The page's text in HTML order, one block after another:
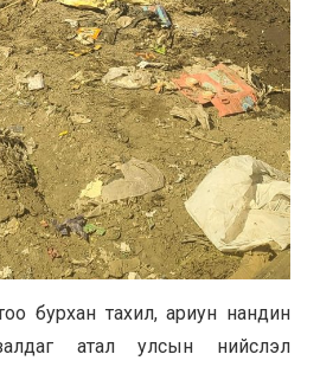
бурхан тахил, ариун нандин
атал улсын нийслэл